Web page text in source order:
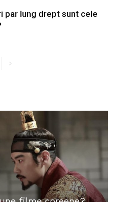
par lung drept sunt cele